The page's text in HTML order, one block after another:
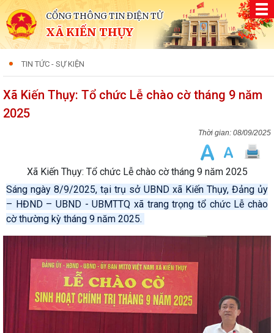
CỔNG THÔNG TIN ĐIỆN TỬ
XÃ KIẾN THỤY
TIN TỨC - SỰ KIỆN
Xã Kiến Thụy: Tổ chức Lễ chào cờ tháng 9 năm
2025
08/09/2025
Xã Kiến Thụy: Tổ chức Lễ chào cờ tháng 9 năm 2025
Sáng ngày 8/9/2025, tại trụ sở UBND xã Kiến Thụy, Đảng ủy
– HĐND – UBND - UBMTTQ xã trang trọng tổ chức Lễ chào
cờ thường kỳ tháng 9 năm 2025.